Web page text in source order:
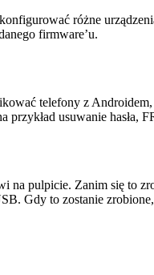
różne
firmware’u.
telefony z
usuwanie
na pulpicie. Zanim się to
Gdy to zostanie